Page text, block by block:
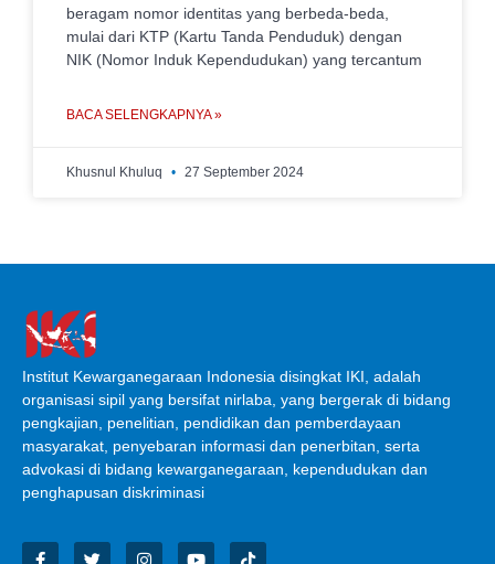
beragam nomor identitas yang berbeda-beda,
mulai dari KTP (Kartu Tanda Penduduk) dengan
NIK (Nomor Induk Kependudukan) yang tercantum
BACA SELENGKAPNYA »
Khusnul Khuluq 27 September 2024
Institut Kewarganegaraan Indonesia disingkat IKI, adalah
organisasi sipil yang bersifat nirlaba, yang bergerak di bidang
pengkajian, penelitian, pendidikan dan pemberdayaan
masyarakat, penyebaran informasi dan penerbitan, serta
advokasi di bidang kewarganegaraan, kependudukan dan
penghapusan diskriminasi